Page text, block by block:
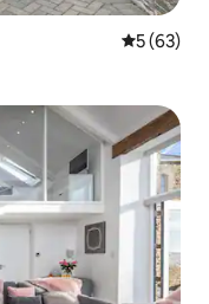
Средна
5 (63)